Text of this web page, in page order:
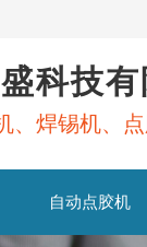
科技有
、焊锡机、
自动点胶机